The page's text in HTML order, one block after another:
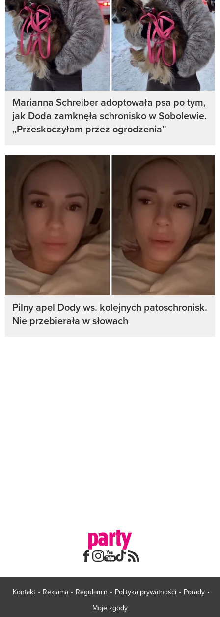
Marianna Schreiber adoptowała psa po tym,
jak Doda zamknęła schronisko w Sobolewie.
„Przeskoczyłam przez ogrodzenia”
Pilny apel Dody ws. kolejnych patoschronisk.
Nie przebierała w słowach
Kontakt Reklama Regulamin Polityka prywatności
Porady
Moje zgody